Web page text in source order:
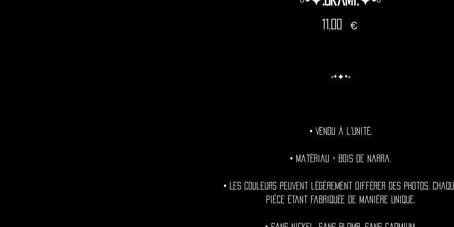
11,00 €Prix
◦•✦•◦
• Vendu à l'unité.
• Matériau = Bois de Narra.
• Les couleurs peuvent légèrement différer des photos,
pièce étant fabriquée de manière unique.